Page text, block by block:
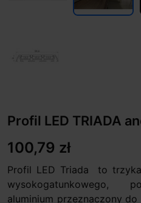
Profil LED TRIADA
100,79 zł
Profil LED Triada to
wysokogatunkowego,
aluminium przeznaczony